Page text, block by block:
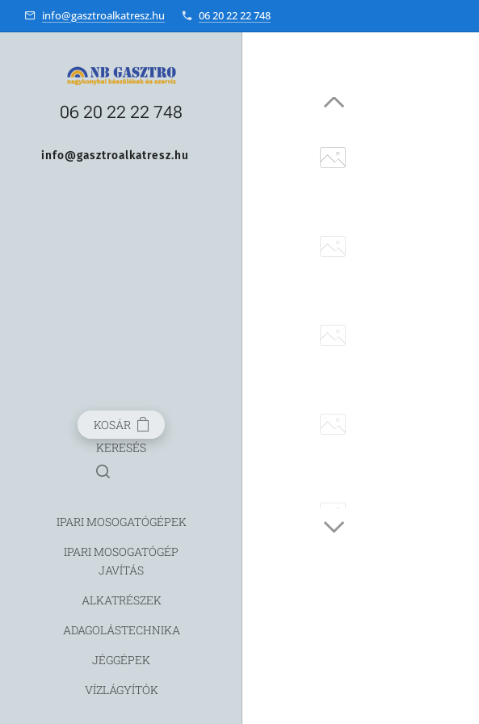
info@gasztroalkatresz.hu 06 20 22 22 748
06 20 22 22 748
info@gasztroalkatresz.hu
KOSÁR
KERESÉS
IPARI MOSOGATÓGÉPEK
IPARI MOSOGATÓGÉP
JAVÍTÁS
ALKATRÉSZEK
ADAGOLÁSTECHNIKA
JÉGGÉPEK
VÍZLÁGYÍTÓK